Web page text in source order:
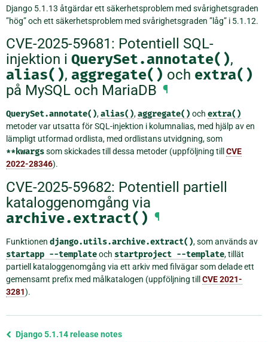
Django 5.1.13 åtgärdar ett säkerhetsproblem med svårighetsgraden
”hög” och ett säkerhetsproblem med svårighetsgraden ”låg” i 5.1.12.
CVE-2025-59681: Potentiell SQL-
injektion i QuerySet.annotate(),
alias(), aggregate() och extra()
på MySQL och MariaDB ¶
QuerySet.annotate(),alias(),aggregate() och extra()
metoder var utsatta för SQL-injektion i kolumnalias, med hjälp av en
lämpligt utformad ordlista, med ordlistans utvidgning, som
**kwargssom skickades till dessa metoder (uppföljning till CVE
2022-28346).
CVE-2025-59682: Potentiell partiell
kataloggenomgång via
archive.extract() ¶
Funktionen django.utils.archive.extract(), som används av
startapp --templateoch startproject --template, tillät
partiell kataloggenomgång via ett arkiv med filvägar som delade ett
gemensamt prefix med målkatalogen (uppföljning till CVE 2021-
3281).
Föregående
Django 5.1.14 release notes